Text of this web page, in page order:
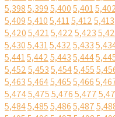
5,3985,3995,4005,401
5,4095,4105,4115,4125,413
5,4205,4215,4225,423
5,4305,4315,4325,433
5,4415,4425,4435,444
5,4525,4535,4545,455
5,4635,4645,4655,466
5,4745,4755,4765,477
5,4845,4855,4865,487